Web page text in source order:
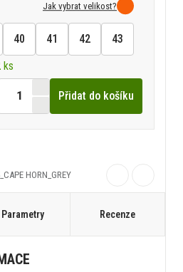
Jak vybrat velikost?
40 41 42
43
ks
Přidat do košíku
HORN_GREY
Parametry Recenze